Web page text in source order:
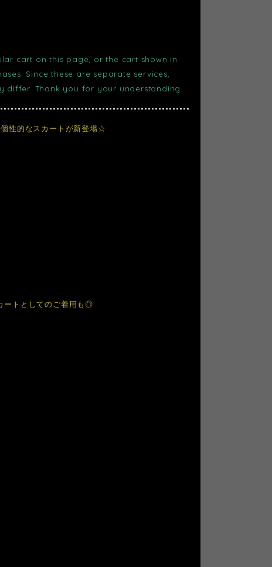
cart on this page, or the cart shown in
Since these are separate services,
differ. Thank you for your understanding.
性的なスカートが新登場☆
ートとしてのご着用も◎